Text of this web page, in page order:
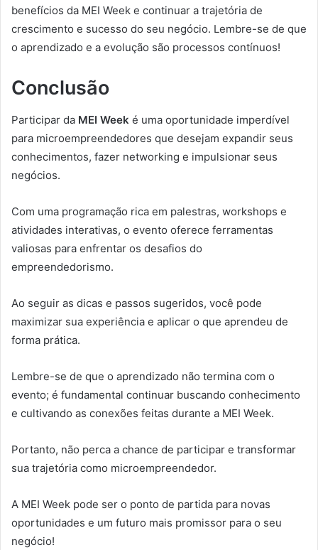
benefícios da MEI Week e continuar a trajetória de
crescimento e sucesso do seu negócio. Lembre-se de que
o aprendizado e a evolução são processos contínuos!
Conclusão
Participar da MEI Week é uma oportunidade imperdível
para microempreendedores que desejam expandir seus
conhecimentos, fazer networking e impulsionar seus
negócios.
Com uma programação rica em palestras, workshops e
atividades interativas, o evento oferece ferramentas
valiosas para enfrentar os desafios do
empreendedorismo.
Ao seguir as dicas e passos sugeridos, você pode
maximizar sua experiência e aplicar o que aprendeu de
forma prática.
Lembre-se de que o aprendizado não termina com o
evento; é fundamental continuar buscando conhecimento
e cultivando as conexões feitas durante a MEI Week.
Portanto, não perca a chance de participar e transformar
sua trajetória como microempreendedor.
A MEI Week pode ser o ponto de partida para novas
oportunidades e um futuro mais promissor para o seu
negócio!